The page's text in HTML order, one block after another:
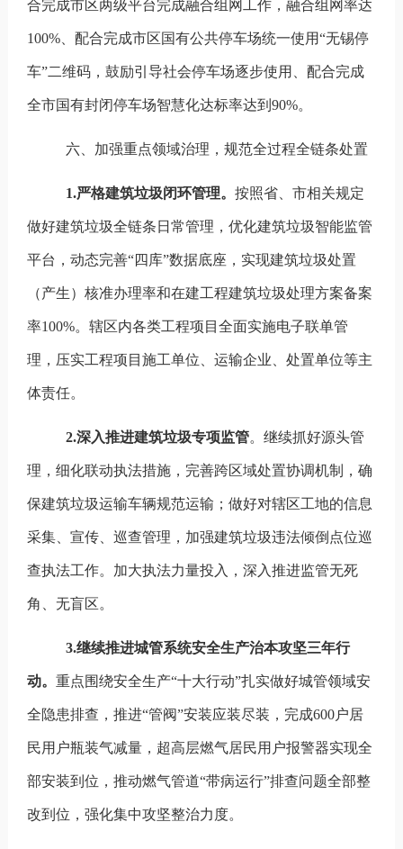
合完成市区两级平台完成融合组网工作，融合组网率达
100%、 配合完成市区国有公共停车场统一使用“无锡停
车”二维码，鼓励引导社会停车场逐步使用、配合完成
全市国有封闭停车场智慧化达标率达到 90%。
六、加强重点领域治理，规范全过程全链条处置
1.严格建筑垃圾闭环管理。 按照省、市相关规定
做好建筑垃圾全链条日常管理，优化建筑垃圾智能监管
平台，动态完善“四库”数据底座，实现建筑垃圾处置
（产生）核准办理率和在建工程建筑垃圾处理方案备案
率100%。辖区内各类工程项目全面实施电子联单管
理，压实工程项目施工单位、运输企业、处置单位等主
体责任。
2.深入推进建筑垃圾专项监管。 继续抓好源头管
理，细化联动执法措施，完善跨区域处置协调机制，确
保建筑垃圾运输车辆规范运输；做好对辖区工地的信息
采集、宣传、巡查管理，加强建筑垃圾违法倾倒点位巡
查执法工作。加大执法力量投入，深入推进监管无死
角、无盲区。
3.继续推进城管系统安全生产治本攻坚三年行
动。 重点围绕安全生产“十大行动”扎实做好城管领域安
全隐患排查，推进“管阀”安装应装尽装，完成600户居
民用户瓶装气减量，超高层燃气居民用户报警器实现全
部安装到位，推动燃气管道“带病运行”排查问题全部整
改到位，强化集中攻坚整治力度。